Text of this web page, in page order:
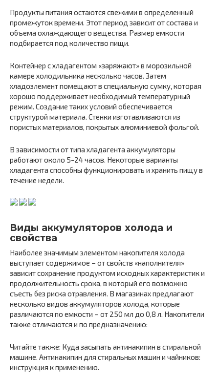
Продукты питания остаются свежими в определенный
промежуток времени. Этот период зависит от cостава и
объема охлаждающего вещества. Размер емкости
подбирается под количество пищи.
Контейнер с хладагентом «заряжают» в морозильной
камере холодильника несколько часов. Затем
хладоэлемент помещают в специальную сумку, которая
хорошо поддерживает необходимый температурный
режим. Создание таких условий обеспечивается
структурой материала. Стенки изготавливаются из
пористых материалов, покрытых алюминиевой фольгой.
В зависимости от типа хладагента аккумуляторы
работают около 5-24 часов. Некоторые варианты
хладагента способны функционировать и хранить пищу в
течение недели.
Виды аккумуляторов холода и
свойства
Наиболее значимым элементом накопителя холода
выступает содержимое – от свойств «наполнителя»
зависит сохранение продуктом исходных характеристик и
продолжительность срока, в который его возможно
съесть без риска отравления. В магазинах предлагают
несколько видов аккумуляторов холода, которые
различаются по емкости – от 250 мл до 0,8 л. Накопители
также отличаются и по предназначению:
Читайте также: Куда засыпать антинакипин в стиральной
машине. Антинакипин для стиральных машин и чайников:
инструкция к применению.